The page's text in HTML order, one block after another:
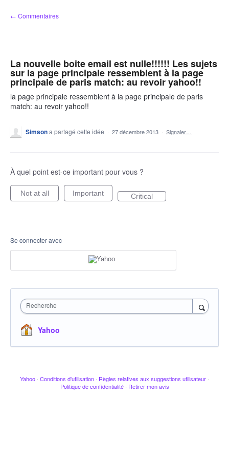
Aller
au
← Commentaires
La nouvelle boite email est nulle!!!!!! Les sujets
sur la page principale ressemblent à la page
principale de paris match: au revoir yahoo!!
la page principale ressemblent à la page principale de paris
match: au revoir yahoo!!
Simsona partagé cette idée · 27 décembre 2013 · Signaler…
À quel point est-ce important pour vous ?
Not at all Important Critical
Se connecter avec
Recherche
Yahoo
Yahoo · Conditions d'utilisation · Règles relatives aux suggestions utilisateur ·
Politique de confidentialité · Retirer mon avis